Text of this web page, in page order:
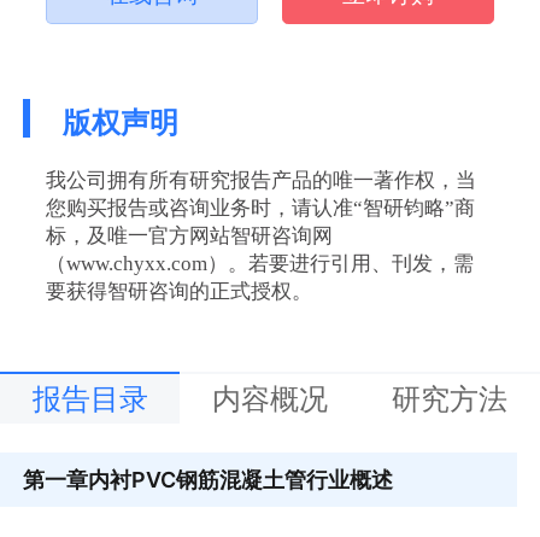
版权声明
我公司拥有所有研究报告产品的唯一著作权，当
您购买报告或咨询业务时，请认准“智研钧略”商
标，及唯一官方网站智研咨询网
（www.chyxx.com）。若要进行引用、刊发，需
要获得智研咨询的正式授权。
报告目录 内容概况 研究方法
第一章内衬PVC钢筋混凝土管行业概述